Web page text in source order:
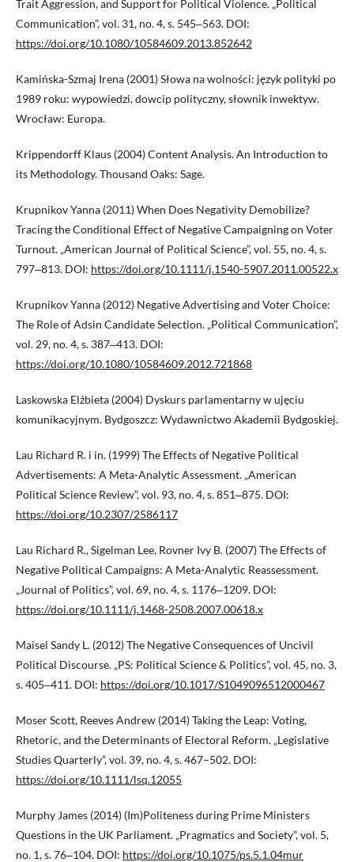
Trait Aggression, and Support for Political Violence. „Political
Communication”, vol. 31, no. 4, s. 545‒563. DOI:
https://doi.org/10.1080/10584609.2013.852642
Kamińska-Szmaj Irena (2001) Słowa na wolności: język polityki po
1989 roku: wypowiedzi, dowcip polityczny, słownik inwektyw.
Wrocław: Europa.
Krippendorff Klaus (2004) Content Analysis. An Introduction to
its Methodology. Thousand Oaks: Sage.
Krupnikov Yanna (2011) When Does Negativity Demobilize?
Tracing the Conditional Effect of Negative Campaigning on Voter
Turnout. „American Journal of Political Science”, vol. 55, no. 4, s.
797‒813. DOI: https://doi.org/10.1111/j.1540-5907.2011.00522.x
Krupnikov Yanna (2012) Negative Advertising and Voter Choice:
The Role of Adsin Candidate Selection. „Political Communication”,
vol. 29, no. 4, s. 387‒413. DOI:
https://doi.org/10.1080/10584609.2012.721868
Laskowska Elżbieta (2004) Dyskurs parlamentarny w ujęciu
komunikacyjnym. Bydgoszcz: Wydawnictwo Akademii Bydgoskiej.
Lau Richard R. i in. (1999) The Effects of Negative Political
Advertisements: A Meta-Analytic Assessment. „American
Political Science Review”, vol. 93, no. 4, s. 851‒875. DOI:
https://doi.org/10.2307/2586117
Lau Richard R., Sigelman Lee, Rovner Ivy B. (2007) The Effects of
Negative Political Campaigns: A Meta-Analytic Reassessment.
„Journal of Politics”, vol. 69, no. 4, s. 1176‒1209. DOI:
https://doi.org/10.1111/j.1468-2508.2007.00618.x
Maisel Sandy L. (2012) The Negative Consequences of Uncivil
Political Discourse. „PS: Political Science & Politics”, vol. 45, no. 3,
s. 405‒411. DOI: https://doi.org/10.1017/S1049096512000467
Moser Scott, Reeves Andrew (2014) Taking the Leap: Voting,
Rhetoric, and the Determinants of Electoral Reform. „Legislative
Studies Quarterly”, vol. 39, no. 4, s. 467–502. DOI:
https://doi.org/10.1111/lsq.12055
Murphy James (2014) (Im)Politeness during Prime Ministers
Questions in the UK Parliament. „Pragmatics and Society”, vol. 5,
no. 1, s. 76‒104. DOI: https://doi.org/10.1075/ps.5.1.04mur